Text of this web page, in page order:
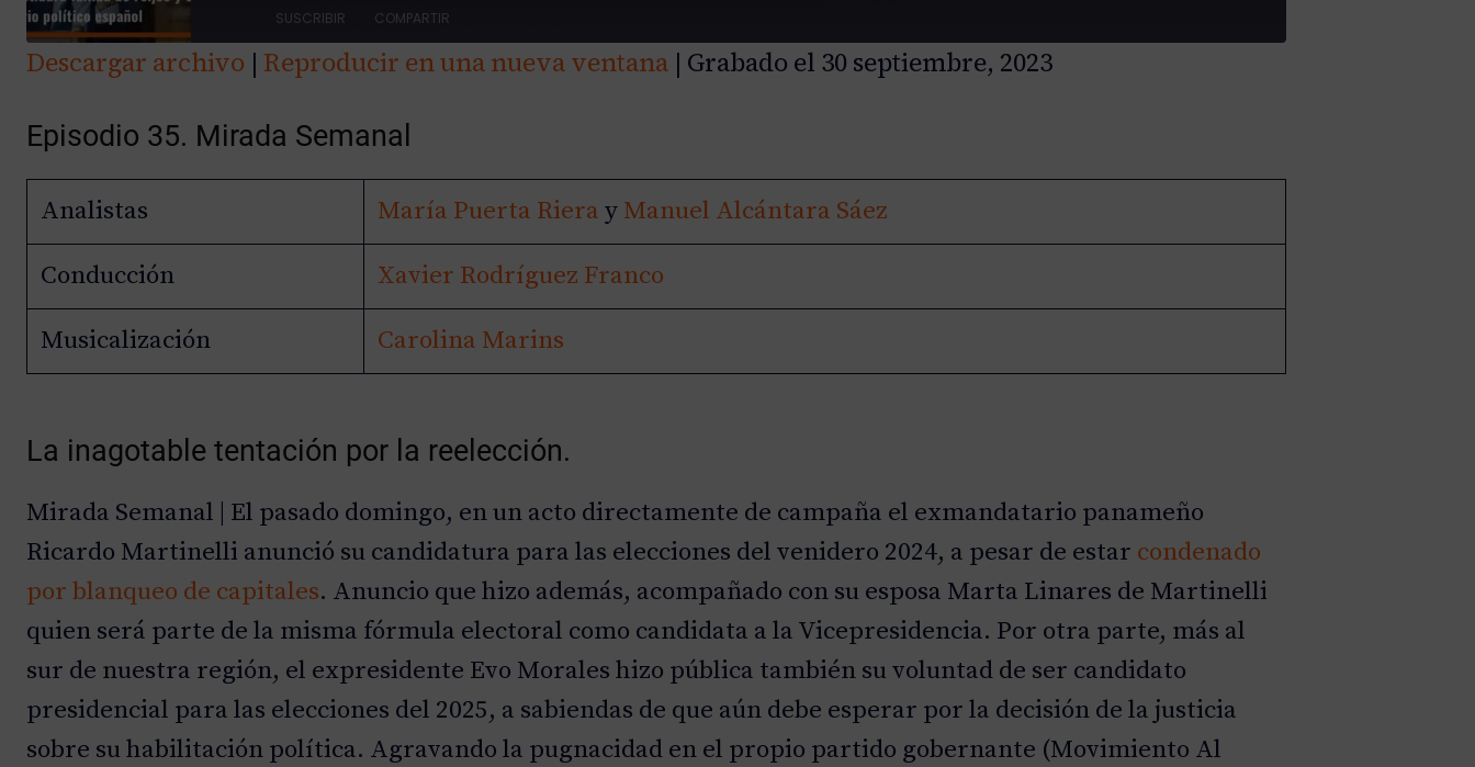
r
u
i
e
s
SUSCRIBIR COMPARTIR
COMPAR
ENLACE
AR
Descargar archivo | Reproducir en una nueva ventana | Grabado el 30 septiembre, 2023
Episodio 35. Mirada Semanal
Analistas María Puerta Riera y Manuel Alcántara Sáez
Conducción Xavier Rodríguez Franco
Musicalización Carolina Marins
La inagotable tentación por la reelección.
Mirada Semanal | El pasado domingo, en un acto directamente de campaña el exmandatario panameño
Ricardo Martinelli anunció su candidatura para las elecciones del venidero 2024, a pesar de estar condenado
por blanqueo de capitales. Anuncio que hizo además, acompañado con su esposa Marta Linares de Martinelli
quien será parte de la misma fórmula electoral como candidata a la Vicepresidencia. Por otra parte, más al
sur de nuestra región, el expresidente Evo Morales hizo pública también su voluntad de ser candidato
presidencial para las elecciones del 2025, a sabiendas de que aún debe esperar por la decisión de la justicia
sobre su habilitación política. Agravando la pugnacidad en el propio partido gobernante (Movimiento Al